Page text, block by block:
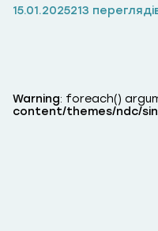
15.01.2025213
Warning: foreach()
content/themes/ndc/